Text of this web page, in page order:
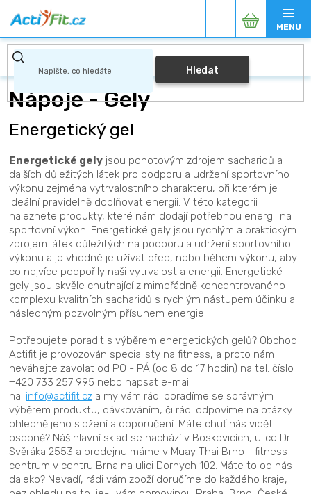
na
obsah
Hledat
Nákupní
košík
Nápoje - Gely
Energetický gel
Energetické gely jsou pohotovým zdrojem sacharidů a
dalších důležitých látek pro podporu a udržení sportovního
výkonu zejména vytrvalostního charakteru, při kterém je
ideální pravidelně doplňovat energii. V této kategorii
naleznete produkty, které nám dodají potřebnou energii na
sportovní výkon. Energetické gely jsou rychlým a praktickým
zdrojem látek důležitých na podporu a udržení sportovního
výkonu a je vhodné je užívat před, nebo během výkonu, aby
co nejvíce podpořily naši vytrvalost a energii. Energetické
gely jsou skvěle chutnající z mimořádně koncentrovaného
komplexu kvalitních sacharidů s rychlým nástupem účinku a
následným pozvolným přísunem energie.
Potřebujete poradit s výběrem energetických gelů? Obchod
Actifit je provozován specialisty na fitness, a proto nám
neváhejte zavolat od PO - PÁ (od 8 do 17 hodin) na tel. číslo
+420 733 257 995 nebo napsat e-mail
na: info@actifit.cz a my vám rádi poradíme se správným
výběrem produktu, dávkováním, či rádi odpovíme na otázky
ohledně jeho složení a doporučení. Máte chuť nás vidět
osobně? Náš hlavní sklad se nachází v Boskovicích, ulice Dr.
Svěráka 2553 a prodejnu máme v Muay Thai Brno - fitness
centrum v centru Brna na ulici Dornych 102. Máte to od nás
daleko? Nevadí, rádi vám zboží doručíme do každého kraje,